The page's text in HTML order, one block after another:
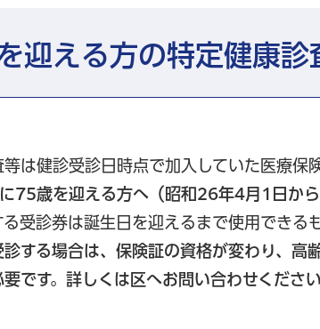
迎える方の特定健康診
は健診受診日時点で加入していた医療保
75歳を迎える方へ（昭和26年4月1日か
受診券は誕生日を迎えるまで使用できる
する場合は、保険証の資格が変わり、高
です。詳しくは区へお問い合わせください